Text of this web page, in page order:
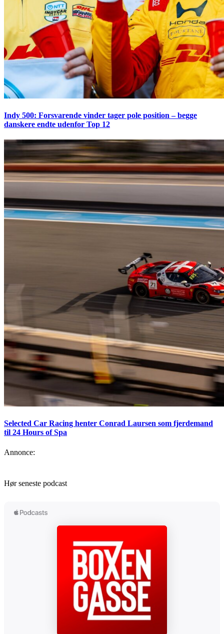
Indy 500: Forsvarende vinder tager pole position – begge
danskere endte udenfor Top 12
Selected Car Racing henter Conrad Laursen som fjerdemand
til 24 Hours of Spa
Annonce:
Hør seneste podcast